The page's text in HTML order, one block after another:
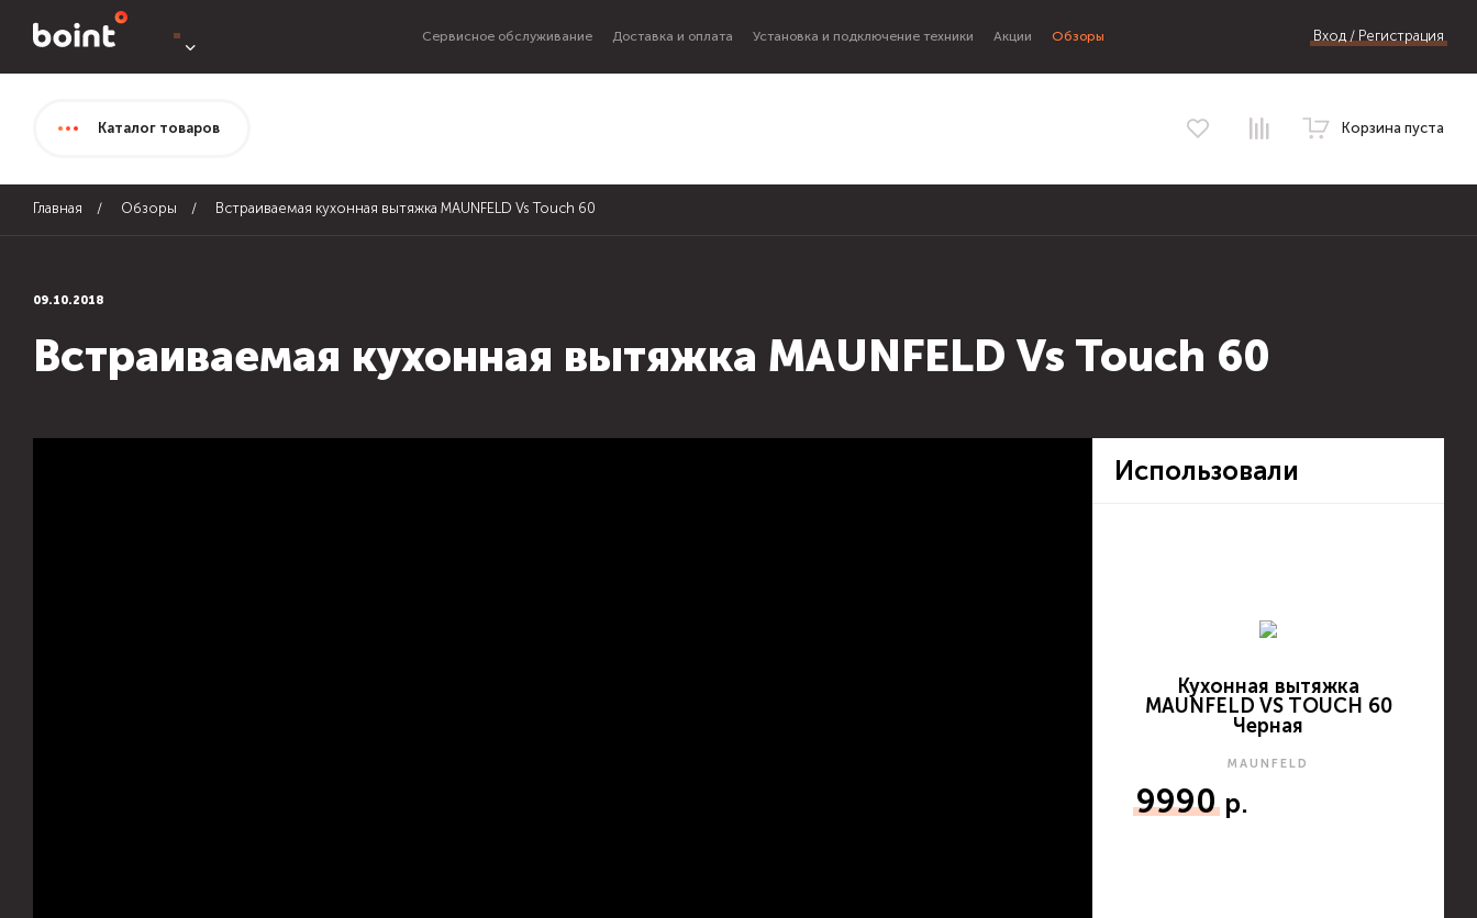
Сервисное обслуживание Доставка и оплата Установка и подключение техники Акции Обзоры Вход / Регистрация
Каталог товаров Корзина пуста
Главная Обзоры Встраиваемая кухонная вытяжка MAUNFELD Vs Touch 60
09.10.2018
Встраиваемая кухонная вытяжка MAUNFELD Vs Touch 60
Использовали
Кухонная вытяжка
MAUNFELD VS TOUCH 60
Черная
MAUNFELD
9990